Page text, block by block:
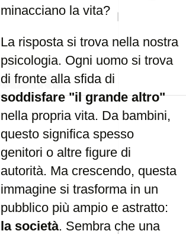
minacciano la vita?
La risposta si trova nella nostra
psicologia. Ogni uomo si trova
di fronte alla sfida di
soddisfare "il grande altro"
nella propria vita. Da bambini,
questo significa spesso
genitori o altre figure di
autorità. Ma crescendo, questa
immagine si trasforma in un
pubblico più ampio e astratto:
la società. Sembra che una